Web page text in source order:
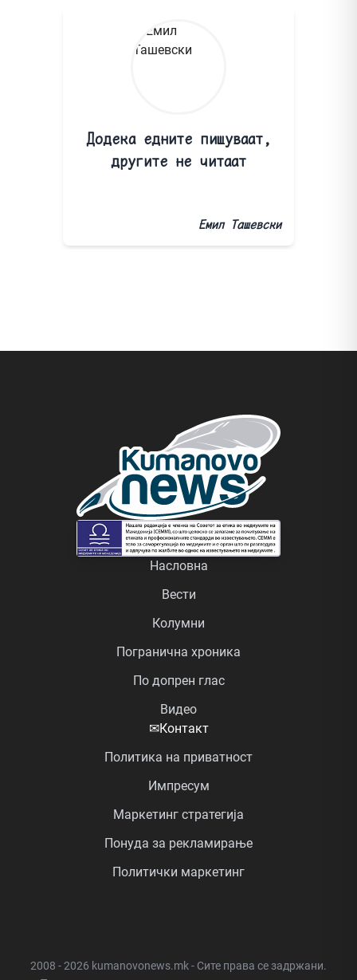
Додека едните пишуваат,
другите не читаат
Емил Ташевски
Насловна
Вести
Колумни
Погранична хроника
По допрен глас
Видео
✉Контакт
Политика на приватност
Импресум
Маркетинг стратегија
Понуда за рекламирање
Политички маркетинг
2008 - 2026 kumanovonews.mk - Сите права се задржани.